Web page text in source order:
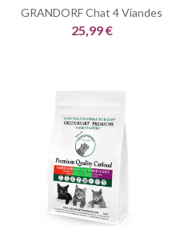
GRANDORF Chat 4 Viandes
25,99 €